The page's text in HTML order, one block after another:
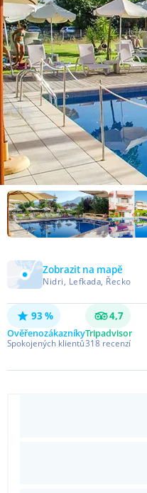
Zobrazit na mapě
Nidri, Lefkada, Řecko
93 %
Ověřenozákazníky
Spokojených klientů
4,7
Tripadvisor
318 recenzí